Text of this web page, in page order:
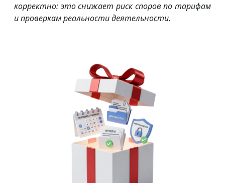
корректно: это снижает риск споров по тарифам
и проверкам реальности деятельности.